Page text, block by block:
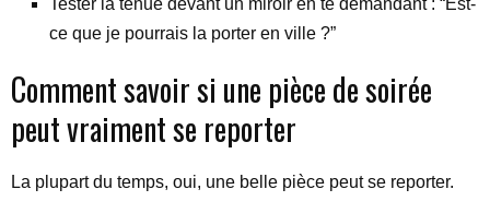
Tester la tenue devant un miroir en te demandant : “Est-
ce que je pourrais la porter en ville ?”
Comment savoir si une pièce de soirée
peut vraiment se reporter
La plupart du temps, oui, une belle pièce peut se reporter.